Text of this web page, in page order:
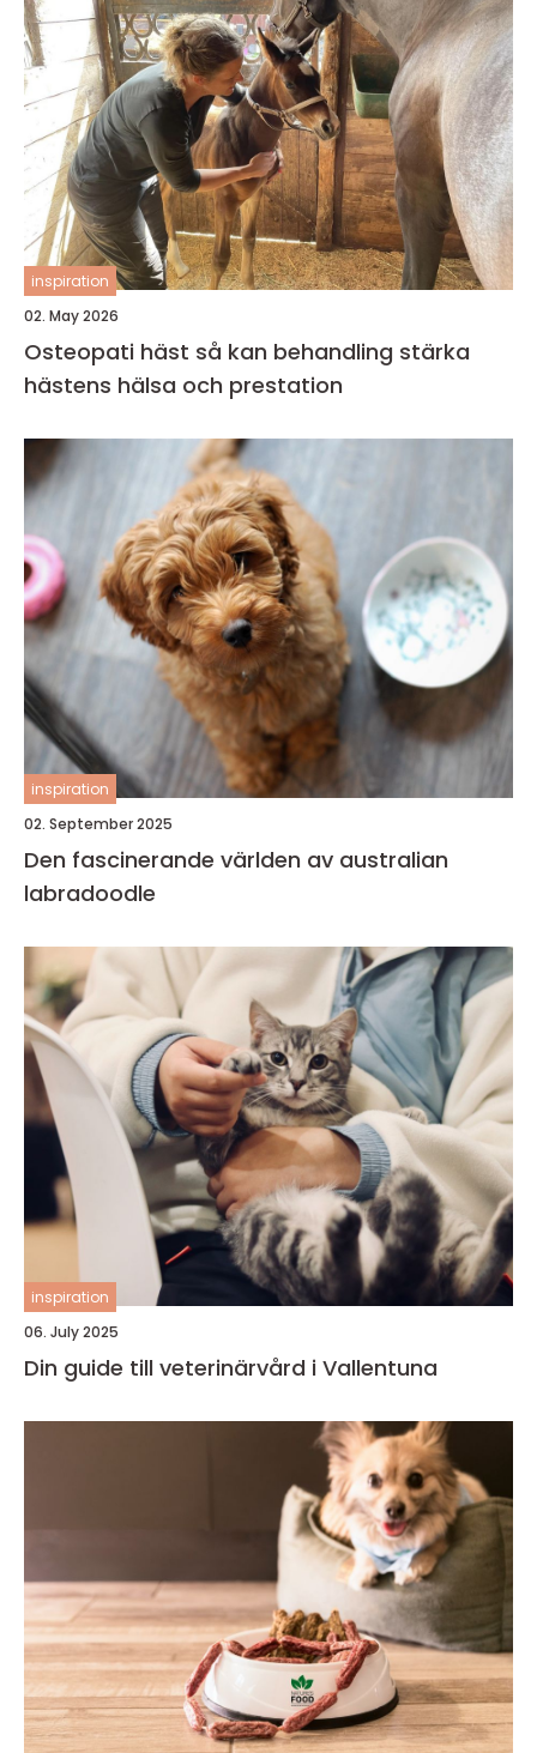
inspiration
02. May 2026
Osteopati häst så kan behandling stärka
hästens hälsa och prestation
inspiration
02. September 2025
Den fascinerande världen av australian
labradoodle
inspiration
06. July 2025
Din guide till veterinärvård i Vallentuna